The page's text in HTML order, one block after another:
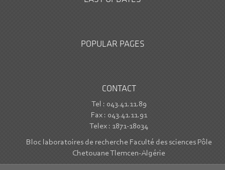
POPULAR PAGES
CONTACT
Tel : 043.41.11.89
Fax : 043.41.11.91
Telex : 1871-18034
Bloc laboratoires de recherche Faculté des sciences Pôle
Chetouane Tlemcen-Algérie